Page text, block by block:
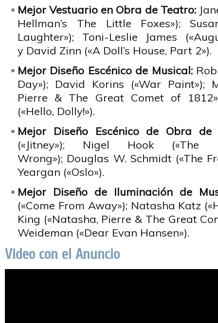
Mejor Vestuario en Obra de Teatro:
Hellman’s The Little Foxes»);
Laughter»); Toni-Leslie James
y David Zinn («A Doll’s House, Part 2»).
Mejor Diseño Escénico de Musical:
Day»); David Korins («War Paint»);
Pierre & The Great Comet of
(«Hello, Dolly!»).
Mejor Diseño Escénico de Obra
(«Jitney»); Nigel Hook
Wrong»); Douglas W. Schmidt («The
Yeargan («Oslo»).
Mejor Diseño de Iluminación de
(«Come From Away»); Natasha Katz
King («Natasha, Pierre & The Great
Weideman («Dear Evan Hansen»).
Video con el Anuncio